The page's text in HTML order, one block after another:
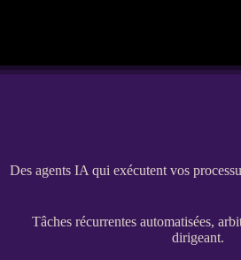
Des agents IA qui exécutent vos
Tâches récurrentes automatisées,
dirigeant.